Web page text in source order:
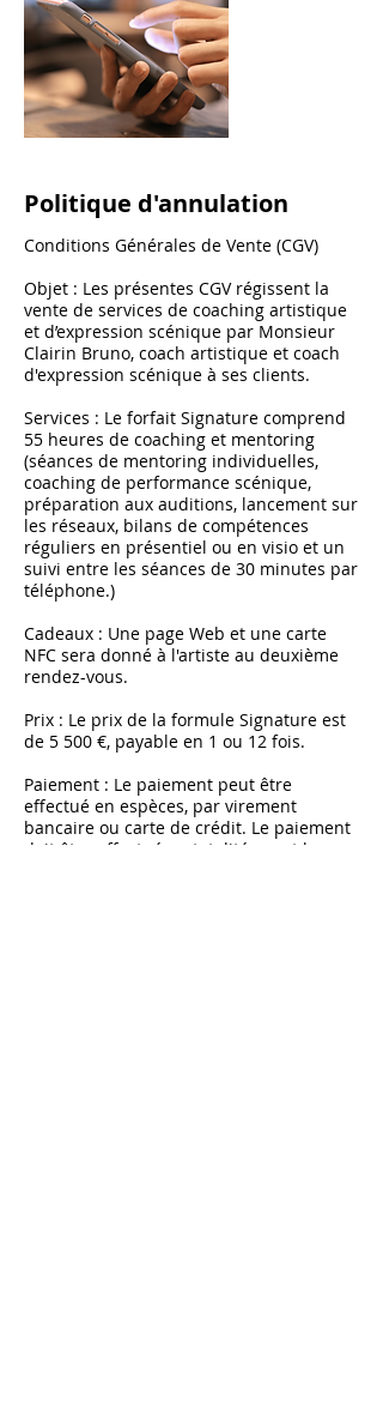
Politique d'annulation
Conditions Générales de Vente (CGV)
Objet : Les présentes CGV régissent la
vente de services de coaching artistique
et d’expression scénique par Monsieur
Clairin Bruno, coach artistique et coach
d'expression scénique à ses clients.
Services : Le forfait Signature comprend
55 heures de coaching et mentoring
(séances de mentoring individuelles,
coaching de performance scénique,
préparation aux auditions, lancement sur
les réseaux, bilans de compétences
réguliers en présentiel ou en visio et un
suivi entre les séances de 30 minutes par
téléphone.)
Cadeaux : Une page Web et une carte
NFC sera donné à l'artiste au deuxième
rendez-vous.
Prix : Le prix de la formule Signature est
de 5 500 €, payable en 1 ou 12 fois.
Paiement : Le paiement peut être
effectué en espèces, par virement
bancaire ou carte de crédit. Le paiement
doit être effectué en totalité avant le